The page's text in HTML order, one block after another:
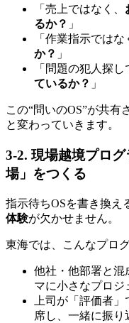
「売上ではなく、
るか？ 」
「作業指示ではな
か？ 」
「問題の犯人探し
ているか？ 」
この“問いのOS”が共有
と変わっていきます。
3-2. 現場越境プロ
場」をつくる
指示待ちOSを書き換え
体験が欠かせません。
東海では、こんなプロ
他社・他部署と混
マに小さなプロジ
上司が「評価者
席し、一緒に振り